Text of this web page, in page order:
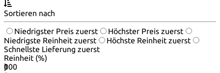
Sortieren nach
Niedrigster Preis zuerst
Höchster Preis zuerst
Niedrigste Reinheit zuerst
Höchste Reinheit zuerst
Schnellste Lieferung zuerst
Reinheit (%)
0
100
|